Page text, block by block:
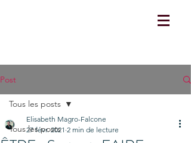
Post
Tous les posts
Tous les posts
Elisabeth Magro-Falcone
27 févr. 2021 2 min de lecture